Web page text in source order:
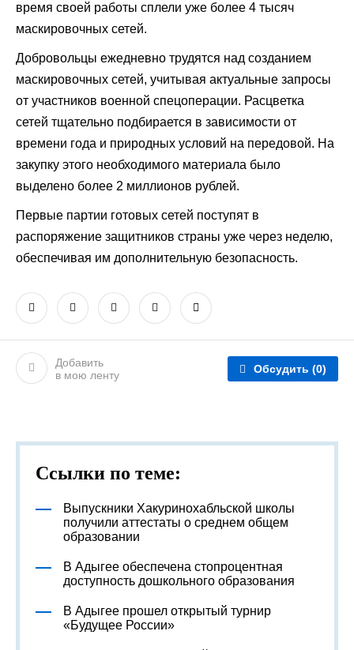
время своей работы сплели уже более 4 тысяч
маскировочных сетей.
Добровольцы ежедневно трудятся над созданием
маскировочных сетей, учитывая актуальные запросы
от участников военной спецоперации. Расцветка
сетей тщательно подбирается в зависимости от
времени года и природных условий на передовой. На
закупку этого необходимого материала было
выделено более 2 миллионов рублей.
Первые партии готовых сетей поступят в
распоряжение защитников страны уже через неделю,
обеспечивая им дополнительную безопасность.
Добавить
в мою ленту
Обсудить (0)
Ссылки по теме:
Выпускники Хакуринохабльской школы
получили аттестаты о среднем общем
образовании
В Адыгее обеспечена стопроцентная
доступность дошкольного образования
В Адыгее прошел открытый турнир
«Будущее России»